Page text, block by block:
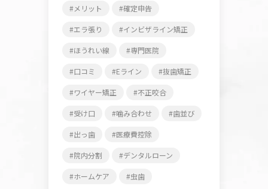
メリット 確定申告
エラ張り インビザライン矯正
ほうれい線 専門医院
口コミ Eライン 抜歯矯正
ワイヤー矯正 不正咬合
受け口 噛み合わせ 歯並び
出っ歯 医療費控除
院内分割 デンタルローン
ホームケア 虫歯